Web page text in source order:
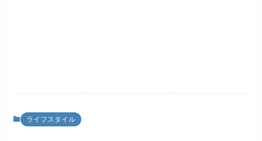
ライフスタイル